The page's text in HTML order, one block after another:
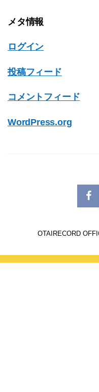
メタ情報
ログイン
投稿フィード
コメントフィード
WordPress.org
OTAIRECORD